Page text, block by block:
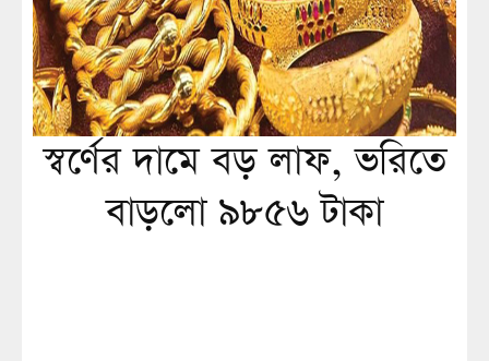
স্বর্ণের দামে বড় লাফ, ভরিতে
বাড়লো ৯৮৫৬ টাকা